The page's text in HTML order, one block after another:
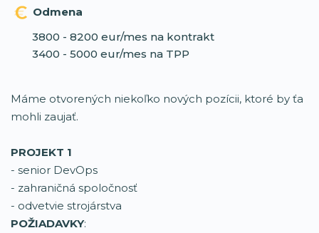
Odmena
3800 - 8200 eur/mes na kontrakt
3400 - 5000 eur/mes na TPP
Máme otvorených niekoľko nových pozícii, ktoré by ťa
mohli zaujať.
PROJEKT 1
- senior DevOps
- zahraničná spoločnosť
- odvetvie strojárstva
POŽIADAVKY: